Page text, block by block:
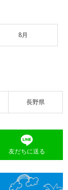
8月
長野県
友だちに送る